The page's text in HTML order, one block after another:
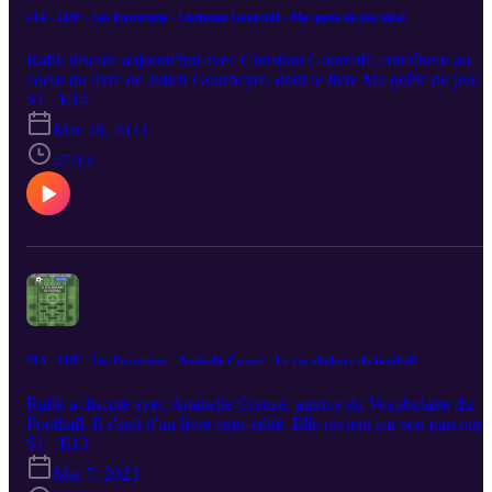
#14 - LDF - Les Entretiens - Christian Gourcuff - Ma quête du jeu idéal
Rafik discute aujourd'hui avec Christian Gourcuff, entraîneur au
coeur du livre de Julien Gourbeyre, dont le livre Ma quête du jeu
idéal est disponible aux éditions Amphora.Dans la tête de Christian
Gourcuff est le résultat de plus de 15 ans d'entretiens exclusifs. En
dévoilant ses stratégies et théories de jeu, l'ancien mentor du FC
Lorient nous livre une expérience précieuse de manière
inédite.Réflexions, conseils et vision sur le jeu d'un entraîneur
expérimenté sont au programme ! Twitter :
https://twitter.com/FootLivresInstagram :
S1 · E14
Mar 28, 2023
47:13
#13 - LDF - Les Entretiens - Anabelle Creuzé - Le vocabulaire du football
Rafik a discuté avec Anabelle Creuzé, autrice du Vocabulaire du
Football. Il s'agit d'un livre auto-édité. Elle revient sur son parcours,
la genèse du livre et bien évidemment sur l'auto-édition, et ce que
cela implique. Résumé : Depuis 4 ans au sein du football
professionnel, j'ai créé cet ouvrage unique en son genre pour toute
S1 · E13
Mar 7, 2023